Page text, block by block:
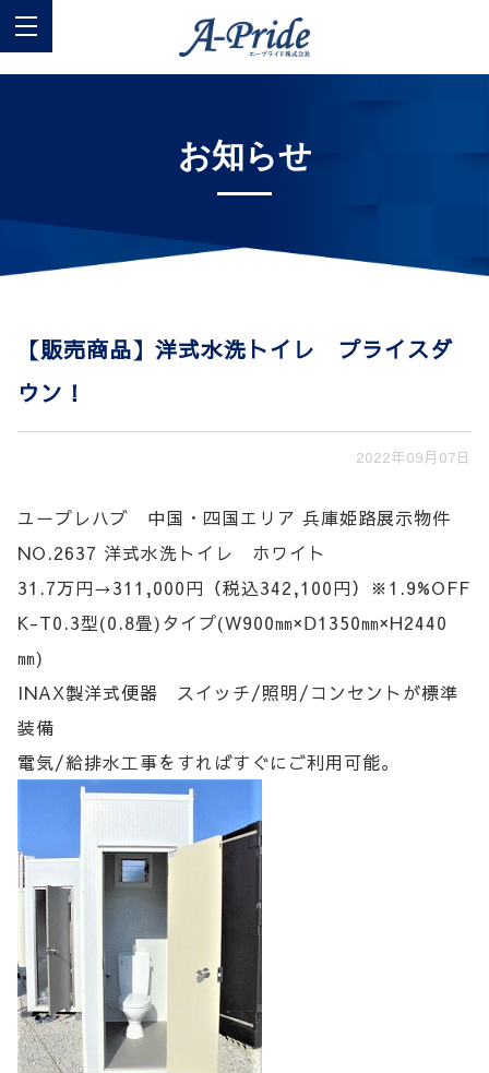
お知らせ
【販売商品】洋式水洗トイレ プライスダ
ウン！
2022年09月07日
ユープレハブ 中国・四国エリア 兵庫姫路展示物件
NO.2637 洋式水洗トイレ ホワイト
31.7万円→311,000円（税込342,100円）※1.9%OFF
K-T0.3型(0.8畳)タイプ(W900㎜×Ⅾ1350㎜×H2440
㎜)
INAX製洋式便器 スイッチ/照明/コンセントが標準
装備
電気/給排水工事をすればすぐにご利用可能。